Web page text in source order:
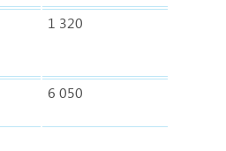
1 320
6 050